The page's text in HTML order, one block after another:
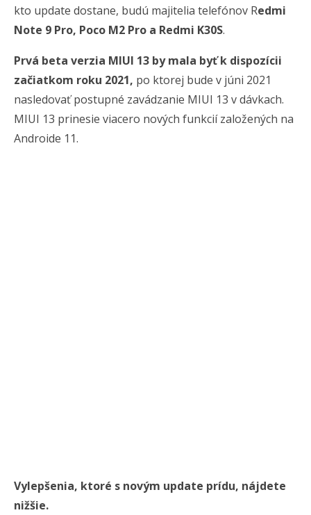
kto update dostane, budú majitelia telefónov Redmi
Note 9 Pro, Poco M2 Pro a Redmi K30S.
Prvá beta verzia MIUI 13 by mala byť k dispozícii
začiatkom roku 2021, po ktorej bude v júni 2021
nasledovať postupné zavádzanie MIUI 13 v dávkach.
MIUI 13 prinesie viacero nových funkcií založených na
Androide 11.
Vylepšenia, ktoré s novým update prídu, nájdete
nižšie.